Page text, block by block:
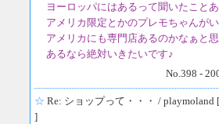
ヨーロッパにはあるって聞いたこと
アメリカ限定とかのプレモちゃんがい
アメリカにも専門店あるのかなぁと
あるなら絶対いきたいです♪
No.398 -
☆ Re: ショップって・・・ / playmoland [
]